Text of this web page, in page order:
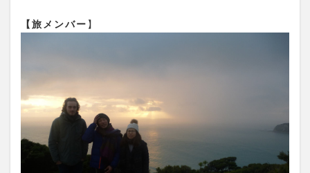
【旅メンバー 】